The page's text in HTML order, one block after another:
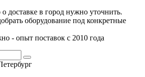
доставке в город нужно уточнить.
оборудование под конкретные
- опыт поставок с 2010 года